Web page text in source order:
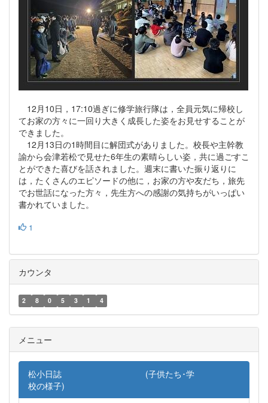
12月10日，17:10過ぎに修学旅行隊は，全員元気に帰校し
てお家の方々に一回り大きく成長した姿をお見せすることが
できました。
12月13日の1時間目に解団式がありました。校長や主幹教
諭から会津若松で見せた6年生の素晴らしい姿，共に過ごすこ
とができた喜びを話されました。週末に書いた振り返りに
は，たくさんのエピソードの他に，お家の方や友だち，旅先
でお世話になった方々，先生方への感謝の気持ちがいっぱい
書かれていました。
1
カウンタ
2 8 0 5 3 1 4
メニュー
松小日誌 (子供たち･学
校の様子)